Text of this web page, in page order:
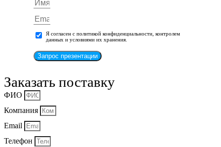
Я согласен с политикой конфиденциальности, контролем
данных и условиями их хранения.
Запрос презентации
Заказать поставку
ФИО
Компания
Email
Телефон